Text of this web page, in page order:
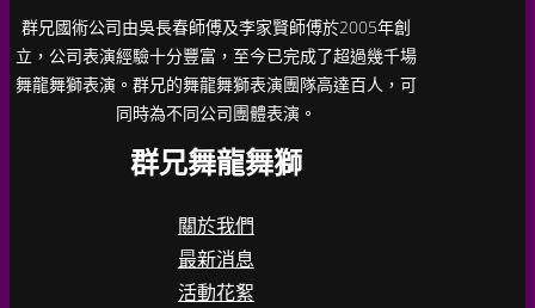
群兄國術公司由吳長春師傅及李家賢師傅於2005年創
立，公司表演經驗十分豐富，至今已完成了超過幾千場
舞龍舞獅表演。群兄的舞龍舞獅表演團隊高達百人，可
同時為不同公司團體表演。
群兄舞龍舞獅
關於我們
最新消息
活動花絮